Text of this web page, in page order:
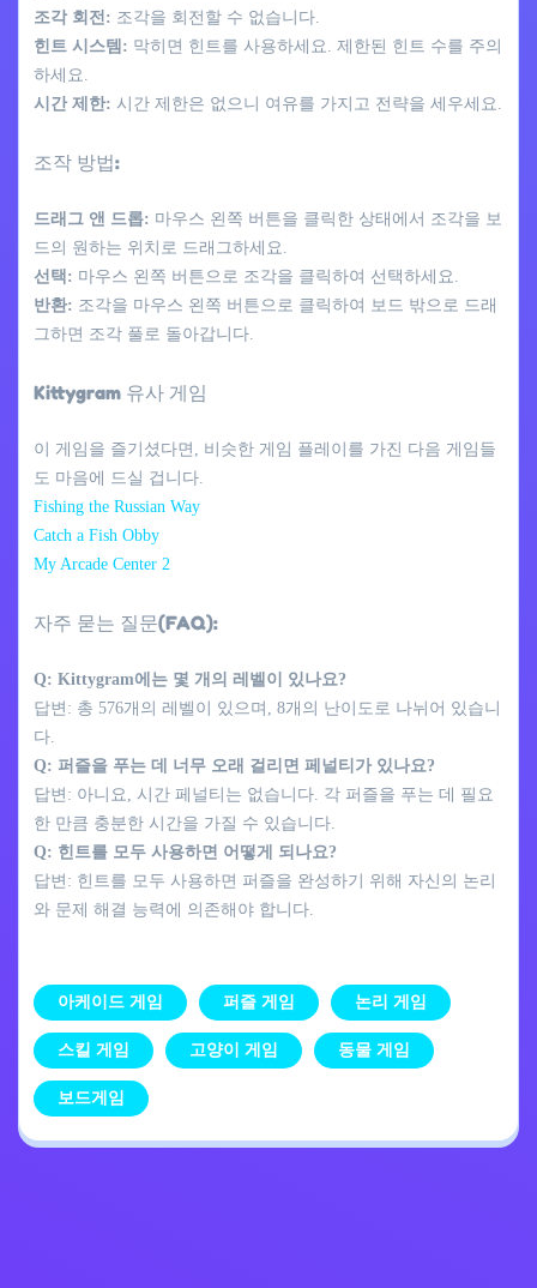
조각 회전: 조각을 회전할 수 없습니다.
힌트 시스템: 막히면 힌트를 사용하세요. 제한된 힌트 수를 주의
하세요.
시간 제한: 시간 제한은 없으니 여유를 가지고 전략을 세우세요.
조작 방법:
드래그 앤 드롭: 마우스 왼쪽 버튼을 클릭한 상태에서 조각을 보
드의 원하는 위치로 드래그하세요.
선택: 마우스 왼쪽 버튼으로 조각을 클릭하여 선택하세요.
반환: 조각을 마우스 왼쪽 버튼으로 클릭하여 보드 밖으로 드래
그하면 조각 풀로 돌아갑니다.
Kittygram 유사 게임
이 게임을 즐기셨다면, 비슷한 게임 플레이를 가진 다음 게임들
도 마음에 드실 겁니다.
Fishing the Russian Way
Catch a Fish Obby
My Arcade Center 2
자주 묻는 질문(FAQ):
Q: Kittygram에는 몇 개의 레벨이 있나요?
답변: 총 576개의 레벨이 있으며, 8개의 난이도로 나뉘어 있습니
다.
Q: 퍼즐을 푸는 데 너무 오래 걸리면 페널티가 있나요?
답변: 아니요, 시간 페널티는 없습니다. 각 퍼즐을 푸는 데 필요
한 만큼 충분한 시간을 가질 수 있습니다.
Q: 힌트를 모두 사용하면 어떻게 되나요?
답변: 힌트를 모두 사용하면 퍼즐을 완성하기 위해 자신의 논리
와 문제 해결 능력에 의존해야 합니다.
아케이드 게임 퍼즐 게임 논리 게임
스킬 게임 고양이 게임 동물 게임
보드게임